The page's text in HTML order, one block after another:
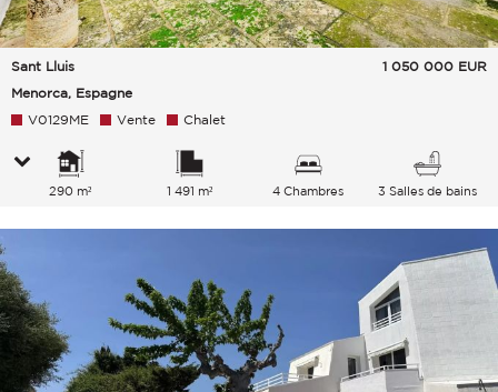
Sant Lluis
Menorca, Espagne
1 050 000 EUR
V0129ME Vente Chalet
290 m² 1 491 m² 4 Chambres 3 Salles de bains